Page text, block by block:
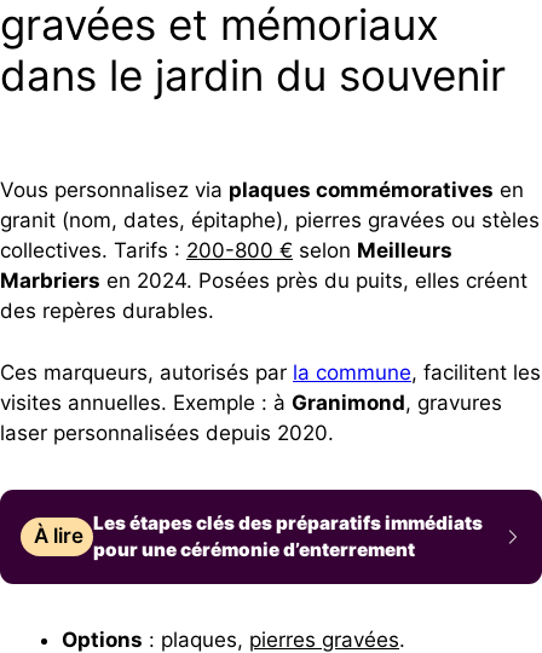
gravées et mémoriaux
dans le jardin du souvenir
Vous personnalisez via plaques commémoratives en
granit (nom, dates, épitaphe), pierres gravées ou stèles
collectives. Tarifs : 200-800 € selon Meilleurs
Marbriers en 2024. Posées près du puits, elles créent
des repères durables.
Ces marqueurs, autorisés par la commune, facilitent les
visites annuelles. Exemple : à Granimond, gravures
laser personnalisées depuis 2020.
À lire
Les étapes clés des préparatifs immédiats
pour une cérémonie d’enterrement
Options : plaques, pierres gravées.